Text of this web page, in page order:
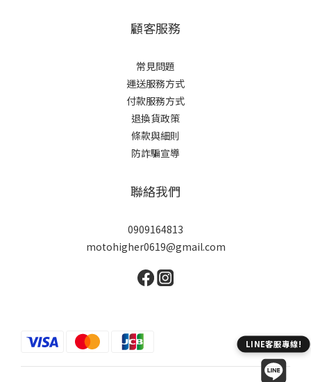
顧客服務
常見問題
運送服務方式
付款服務方式
退換貨政策
條款與細則
防詐騙宣導
聯絡我們
0909164813
motohigher0619@gmail.com